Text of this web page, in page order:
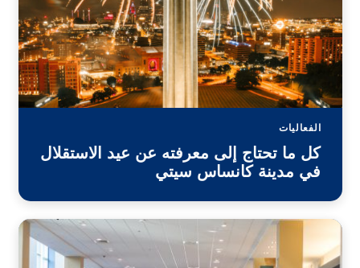
الفعاليات
كل ما تحتاج إلى معرفته عن عيد الاستقلال
في مدينة كانساس سيتي